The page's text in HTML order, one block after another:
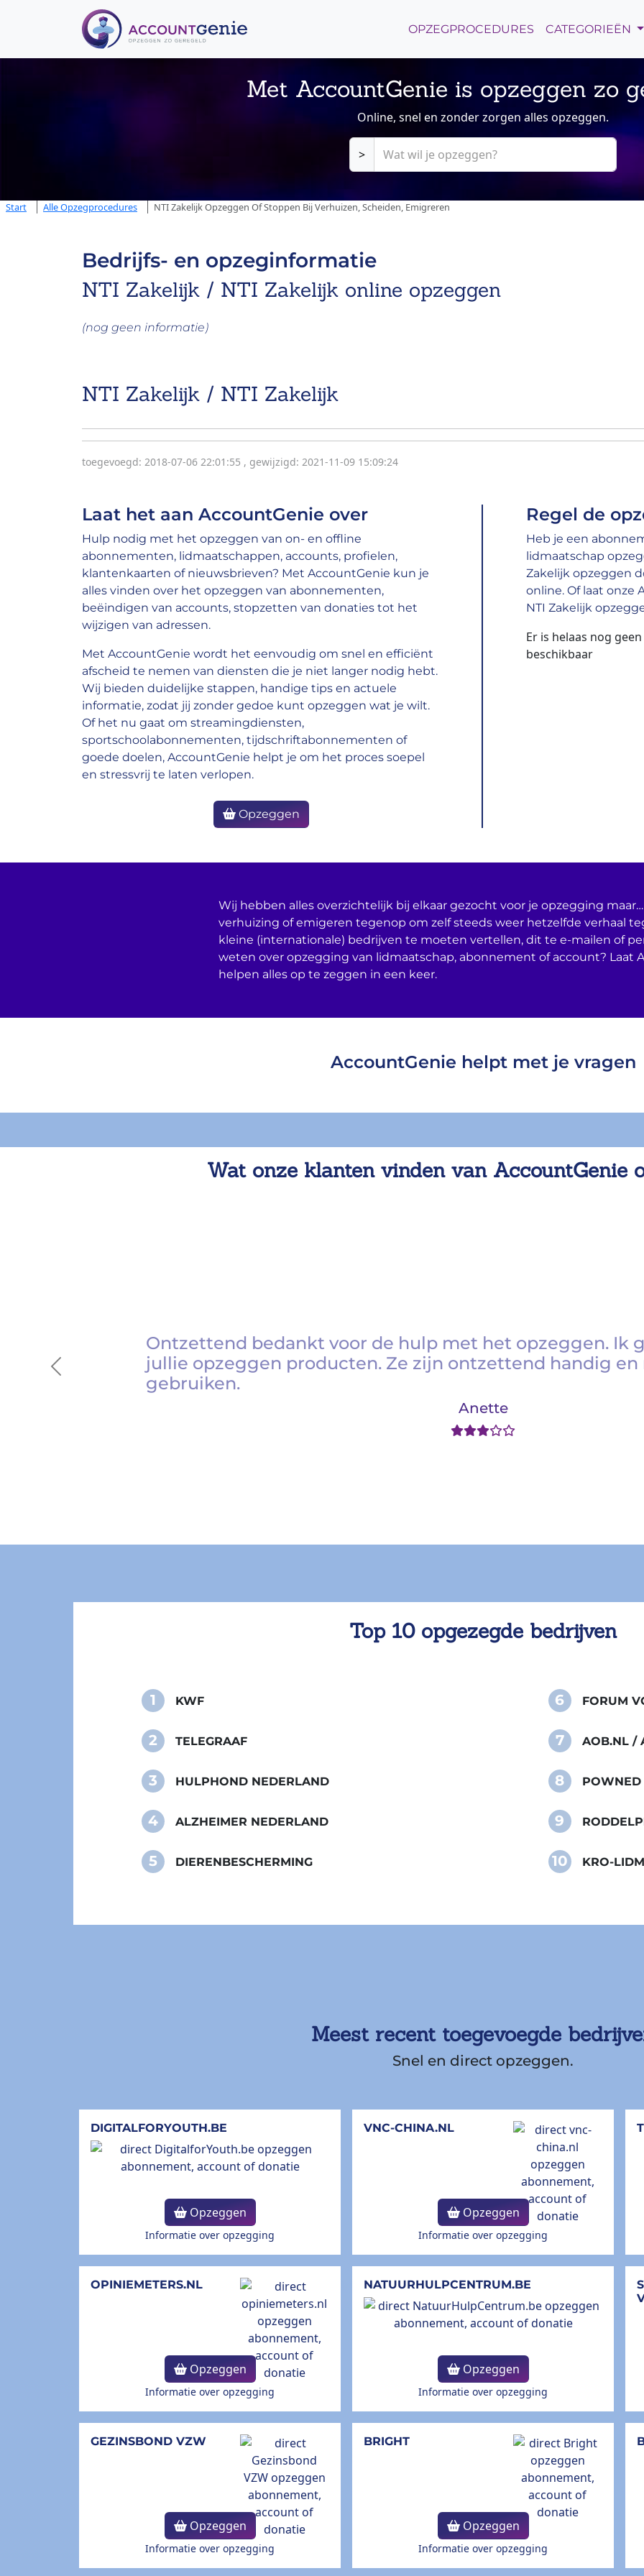
OPZEGPROCEDURES CATEGORIEËN
Met AccountGenie is opzeggen zo
Online, snel en zonder zorgen alles opzeggen.
>
Start Alle Opzegprocedures NTI Zakelijk Opzeggen Of Stoppen Bij Verhuizen, Scheiden, Emigreren
Bedrijfs- en opzeginformatie
NTI Zakelijk / NTI Zakelijk online opzeggen
(nog geen informatie)
NTI Zakelijk / NTI Zakelijk
toegevoegd: 2018-07-06 22:01:55 , gewijzigd: 2021-11-09 15:09:24
Laat het aan AccountGenie over
Hulp nodig met het opzeggen van on- en offline
abonnementen, lidmaatschappen, accounts, profielen,
klantenkaarten of nieuwsbrieven? Met AccountGenie kun je
alles vinden over het opzeggen van abonnementen,
beëindigen van accounts, stopzetten van donaties tot het
wijzigen van adressen.
Met AccountGenie wordt het eenvoudig om snel en efficiënt
afscheid te nemen van diensten die je niet langer nodig hebt.
Wij bieden duidelijke stappen, handige tips en actuele
informatie, zodat jij zonder gedoe kunt opzeggen wat je wilt.
Of het nu gaat om streamingdiensten,
sportschoolabonnementen, tijdschriftabonnementen of
goede doelen, AccountGenie helpt je om het proces soepel
en stressvrij te laten verlopen.
Opzeggen
Regel de
Heb je een
lidmaatschap
Zakelijk opzeggen
online. Of laat onze
NTI Zakelijk
Er is helaas nog
beschikbaar
Wij hebben alles overzichtelijk bij elkaar gezocht voor je opzegging maar…
verhuizing of emigeren tegenop om zelf steeds weer hetzelfde verhaal
kleine (internationale) bedrijven te moeten vertellen, dit te e-mailen of
weten over opzegging van lidmaatschap, abonnement of account? Laat
helpen alles op te zeggen in een keer.
AccountGenie helpt met je vragen
Wat onze klanten vinden van AccountGenie
Previous
Ontzettend bedankt voor de hulp met het opzeggen. Ik
jullie opzeggen producten. Ze zijn ontzettend handig
gebruiken.
Anette
Top 10 opgezegde bedrijven
1 KWF
2 TELEGRAAF
3 HULPHOND NEDERLAND
4 ALZHEIMER NEDERLAND
5 DIERENBESCHERMING
6 FORUM
7 AOB.NL /
8 POWNED
9
10 KRO-
Meest recent toegevoegde
Snel en direct opzeggen.
DIGITALFORYOUTH.BE
Opzeggen
Informatie over opzegging
VNC-CHINA.NL
Opzeggen
Informatie over opzegging
OPINIEMETERS.NL
Opzeggen
Informatie over opzegging
NATUURHULPCENTRUM.BE
Opzeggen
Informatie over opzegging
GEZINSBOND VZW
Opzeggen
Informatie over opzegging
BRIGHT
Opzeggen
Informatie over opzegging